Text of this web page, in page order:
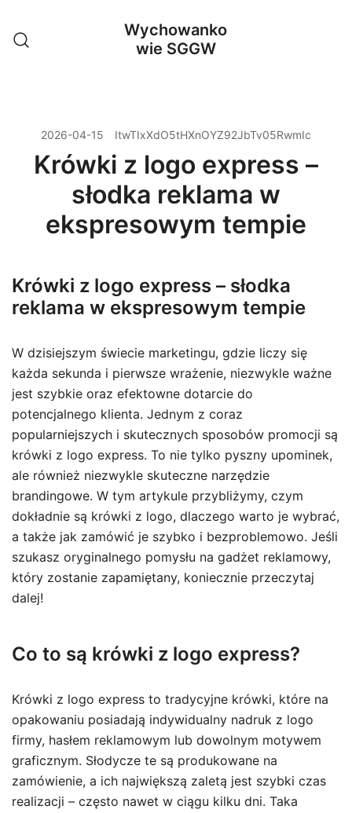
treści
Wychowanko
wie SGGW
2026-04-15 ItwTIxXdO5tHXnOYZ92JbTv05RwmIc
Krówki z logo express –
słodka reklama w
ekspresowym tempie
Krówki z logo express – słodka
reklama w ekspresowym tempie
W dzisiejszym świecie marketingu, gdzie liczy się
każda sekunda i pierwsze wrażenie, niezwykle ważne
jest szybkie oraz efektowne dotarcie do
potencjalnego klienta. Jednym z coraz
popularniejszych i skutecznych sposobów promocji są
krówki z logo express. To nie tylko pyszny upominek,
ale również niezwykle skuteczne narzędzie
brandingowe. W tym artykule przybliżymy, czym
dokładnie są krówki z logo, dlaczego warto je wybrać,
a także jak zamówić je szybko i bezproblemowo. Jeśli
szukasz oryginalnego pomysłu na gadżet reklamowy,
który zostanie zapamiętany, koniecznie przeczytaj
dalej!
Co to są krówki z logo express?
Krówki z logo express to tradycyjne krówki, które na
opakowaniu posiadają indywidualny nadruk z logo
firmy, hasłem reklamowym lub dowolnym motywem
graficznym. Słodycze te są produkowane na
zamówienie, a ich największą zaletą jest szybki czas
realizacji – często nawet w ciągu kilku dni. Taka